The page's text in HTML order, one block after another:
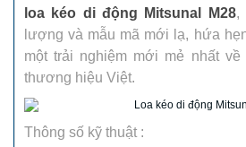
loa kéo di động Mitsunal M28,
lượng và mẫu mã mới lạ, hứa
một trải nghiệm mới mẻ nhất
thương hiệu Việt.
Thông số kỹ thuật :